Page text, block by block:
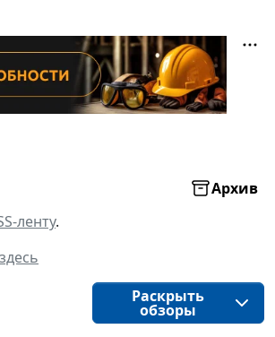
Архив
ленту.
здесь
Раскрыть
обзоры